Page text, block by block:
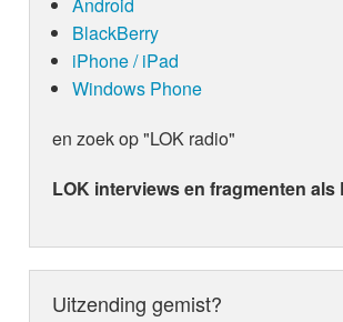
BlackBerry
iPhone / iPad
Windows Phone
en zoek op "LOK radio"
LOK interviews en fragmenten als
Uitzending gemist?